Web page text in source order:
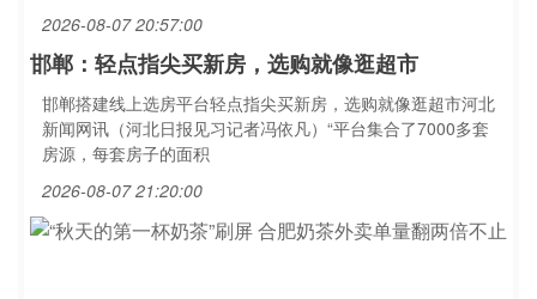
2026-08-07 20:57:00
邯郸：轻点指尖买新房，选购就像逛超市
邯郸搭建线上选房平台轻点指尖买新房，选购就像逛超市河北
新闻网讯（河北日报见习记者冯依凡）“平台集合了7000多套
房源，每套房子的面积
2026-08-07 21:20:00